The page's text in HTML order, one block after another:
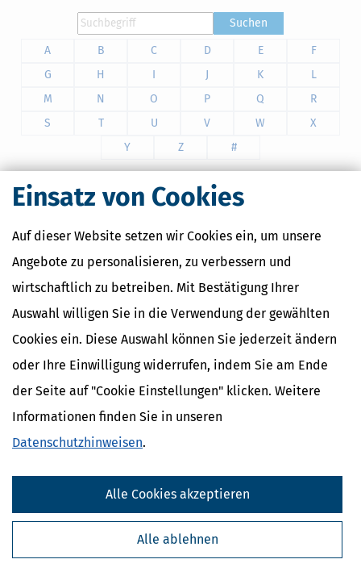
Einsatz von Cookies
Auf dieser Website setzen wir Cookies ein, um unsere
Angebote zu personalisieren, zu verbessern und
wirtschaftlich zu betreiben. Mit Bestätigung Ihrer
Auswahl willigen Sie in die Verwendung der gewählten
Cookies ein. Diese Auswahl können Sie jederzeit ändern
oder Ihre Einwilligung widerrufen, indem Sie am Ende
der Seite auf "Cookie Einstellungen" klicken. Weitere
Informationen finden Sie in unseren
Datenschutzhinweisen.
Alle ablehnen
Alle Cookies akzeptieren
Suchen
A
B C D E
F
G
H I J K
L
M
N O P Q
R
S
T U V W
X
Y
Z #
SteuerSparErklärung plus (Steuerjahr 2025) -
und für alle Anwender, die die Software im
Rahmen einer entgeltlichen Hilfe in
Steuersachen nutzen, also insbesondere beim Einsatz in
steuerberatenden Berufen (Lohnsteuerhilfeverein,
Steuerberater, Rechtsanwälte o.ä.).
Mehr dazu
Ähnliche Themen
Verwandte Begriffe
Lohnersatzleistungen: Definition und